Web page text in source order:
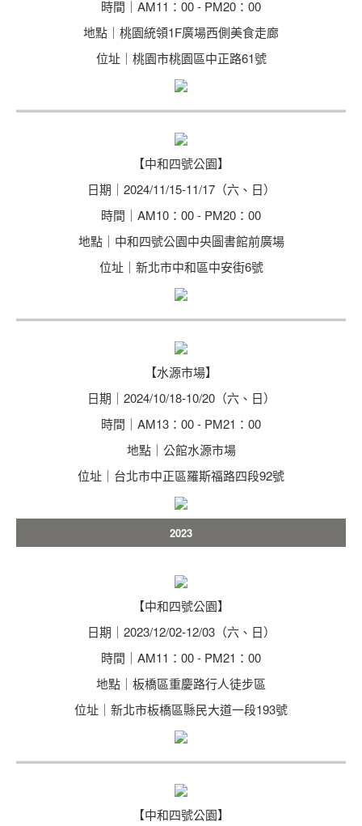
時間｜AM11：00 - PM20：00
地點｜桃園統領1F廣場西側美食走廊
位址｜桃園市桃園區中正路61號
【中和四號公園】
日期｜2024/11/15-11/17（六、日）
時間｜AM10：00 - PM20：00
地點｜中和四號公園中央圖書館前廣場
位址｜新北市中和區中安街6號
【水源市場】
日期｜2024/10/18-10/20（六、日）
時間｜AM13：00 - PM21：00
地點｜公館水源市場
位址｜台北市中正區羅斯福路四段92號
2023
【中和四號公園】
日期｜2023/12/02-12/03（六、日）
時間｜AM11：00 - PM21：00
地點｜板橋區重慶路行人徒步區
位址｜新北市板橋區縣民大道一段193號
【中和四號公園】